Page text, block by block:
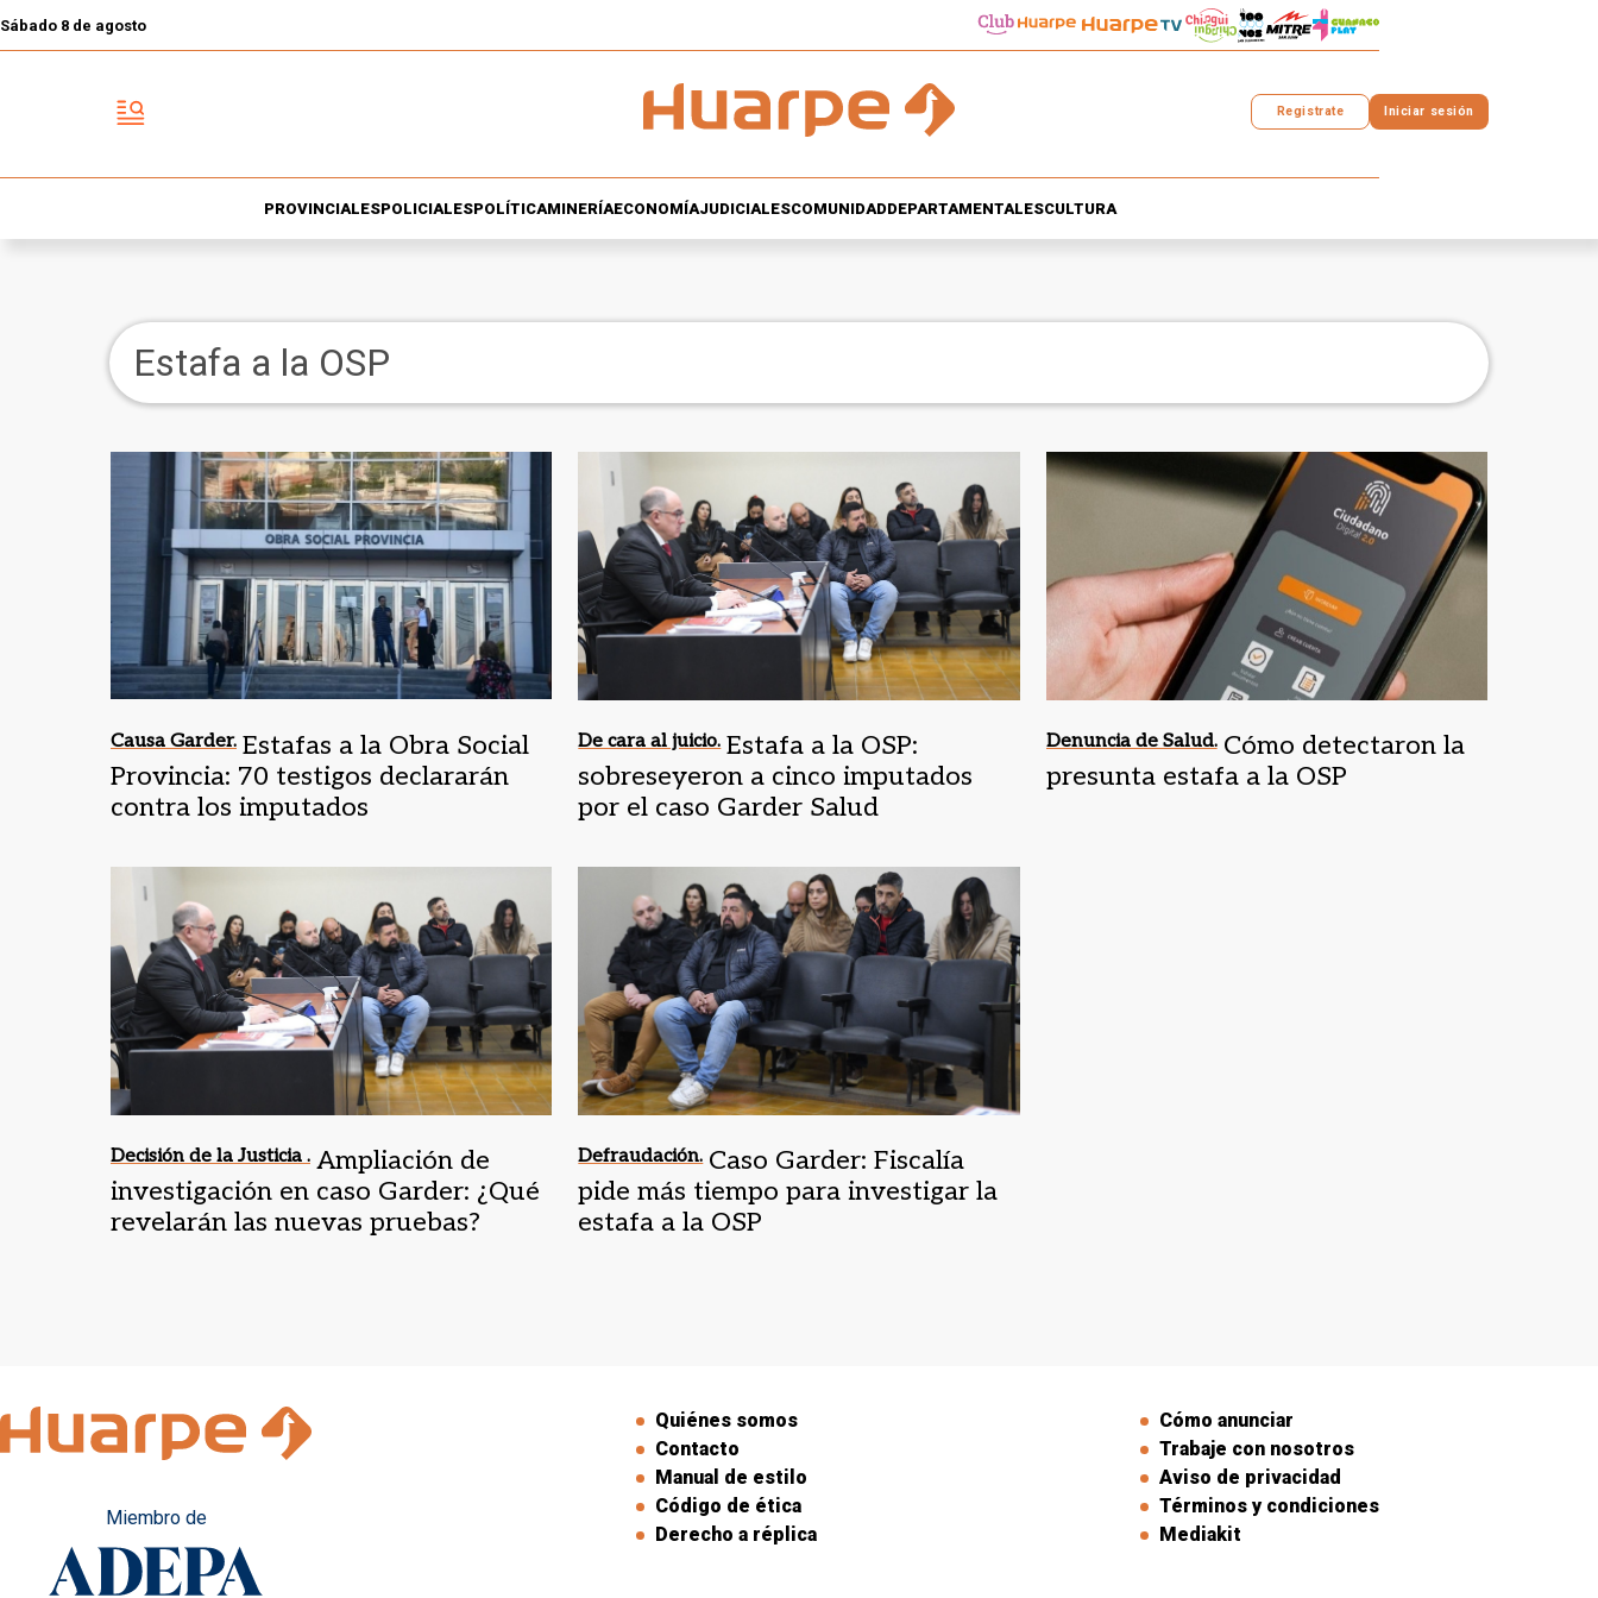
Sábado 8 de agosto
Registrate Iniciar sesión
PROVINCIALESPOLICIALESPOLÍTICAMINERÍAECONOMÍAJUDICIALESCOMUNIDADDEPARTAMENTALESCULTURA
Estafa a la OSP
Causa Garder. Estafas a la Obra Social
Provincia: 70 testigos declararán
contra los imputados
De cara al juicio. Estafa a la OSP:
sobreseyeron a cinco imputados
por el caso Garder Salud
Denuncia de Salud. Cómo detectaron la
presunta estafa a la OSP
Decisión de la Justicia . Ampliación de
investigación en caso Garder: ¿Qué
revelarán las nuevas pruebas?
Defraudación. Caso Garder: Fiscalía
pide más tiempo para investigar la
estafa a la OSP
Miembro de
Quiénes somos
Contacto
Manual de estilo
Código de ética
Derecho a réplica
Cómo anunciar
Trabaje con nosotros
Aviso de privacidad
Términos y condiciones
Mediakit